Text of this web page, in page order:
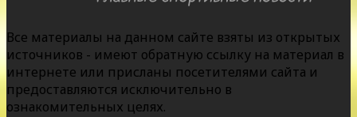
Все материалы на данном сайте взяты из открытых
источников - имеют обратную ссылку на материал в
интернете или присланы посетителями сайта и
предоставляются исключительно в
ознакомительных целях.